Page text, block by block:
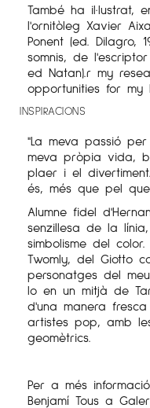
També ha il·lustrat,
l'ornitòleg Xavier
Ponent (ed. Dilagro,
somnis, de l'escriptor
ed Natan).r my
opportunities for my
INSPIRACIONS
"La meva passió
meva pròpia vida,
plaer i el
és, més que pel
Alumne fidel
senzillesa de la
simbolisme del
Twomly, del Giotto
personatges del
lo en un mitjà de
d'una manera
artistes pop, amb
geomètrics.
Per a més
Benjamí Tous a